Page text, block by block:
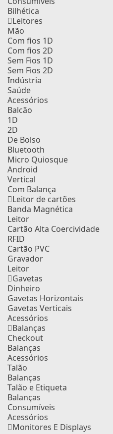
Bilhética
Leitores
Mão
Com fios 1D
Com fios 2D
Sem Fios 1D
Sem Fios 2D
Indústria
Saúde
Acessórios
Balcão
1D
2D
De Bolso
Bluetooth
Micro Quiosque
Android
Vertical
Com Balança
Leitor de cartões
Banda Magnética
Leitor
Cartão Alta Coercividade
RFID
Cartão PVC
Gravador
Leitor
Gavetas
Dinheiro
Gavetas Horizontais
Gavetas Verticais
Acessórios
Balanças
Checkout
Balanças
Acessórios
Talão
Balanças
Talão e Etiqueta
Balanças
Consumíveis
Acessórios
Monitores E Displays